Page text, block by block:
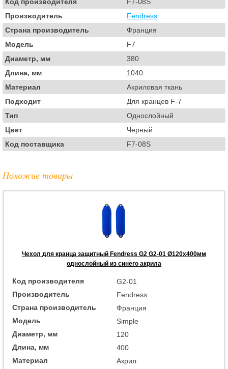
Производитель
Fendress
Страна производитель
Франция
Модель
F7
Диаметр, мм
380
Длина, мм
1040
Материал
Акриловая ткань
Подходит
Для кранцев F-7
Тип
Однослойный
Цвет
Черный
Код поставщика
F7-08S
Похожие товары
Чехол для кранца защитный Fendress G2 G2-01 Ø120х400мм
однослойный из синего акрила
Код производителя
G2-01
Производитель
Fendress
Страна производитель
Франция
Модель
Simple
Диаметр, мм
120
Длина, мм
400
Материал
Акрил